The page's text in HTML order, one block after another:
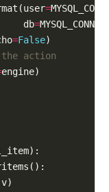
=
db
=MYSQL_CONN[
=False)
action
engine)